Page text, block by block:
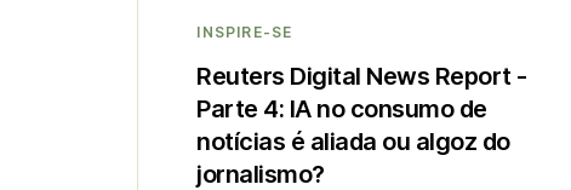
INSPIRE-SE
Reuters Digital News Report -
Parte 4: IA no consumo de
notícias é aliada ou algoz do
jornalismo?